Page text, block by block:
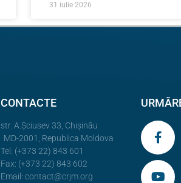
31 iulie 2026
CONTACTE
str. A.Şciusev 33, Chișinău
MD-2001, Republica Moldova
Tel: (+373 22) 843 601
Fax: (+373 22) 843 602
Email: contact@crjm.org